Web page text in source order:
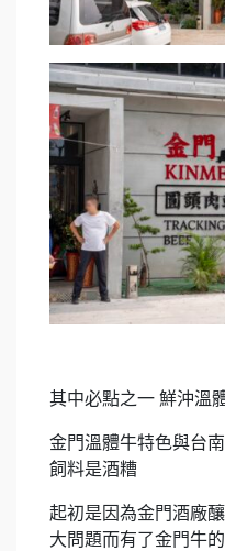
其中必點之一 鮮沖溫
金門溫體牛特色與台
飼料是酒糟
起初是因為金門酒廠
大問題而有了金門牛